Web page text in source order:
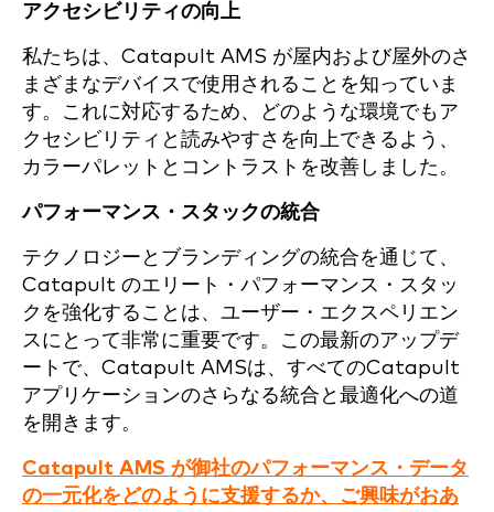
アクセシビリティの向上
私たちは、Catapult AMS が屋内および屋外のさ
まざまなデバイスで使用されることを知っていま
す。これに対応するため、どのような環境でもア
クセシビリティと読みやすさを向上できるよう、
カラーパレットとコントラストを改善しました。
パフォーマンス・スタックの統合
テクノロジーとブランディングの統合を通じて、
Catapult のエリート・パフォーマンス・スタッ
クを強化することは、ユーザー・エクスペリエン
スにとって非常に重要です。この最新のアップデ
ートで、Catapult AMSは、すべてのCatapult
アプリケーションのさらなる統合と最適化への道
を開きます。
Catapult AMS が御社のパフォーマンス・データ
の一元化をどのように支援するか、ご興味がおあ